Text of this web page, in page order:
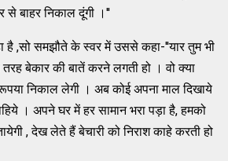
बाहर निकाल दूंगी ।''
है ,सो समझौते के स्वर में उससे कहा-''यार तुम भी
बेकार की बातें करने लगती हो । वो क्या
निकाल लेगी । अब कोई अपना माल दिखाये
। अपने घर में हर सामान भरा पड़ा है, हमको
, देख लेते हैं बेचारी को निराश काहे करती हो